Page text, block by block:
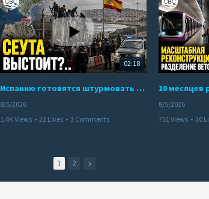
02:18
Испанию готовятся штурмовать десятки тысяч марокканцев
8/5/2026
1.4K Views • 22 Likes • 3 Comments
8/5/2026
751 Views • 30
1 2